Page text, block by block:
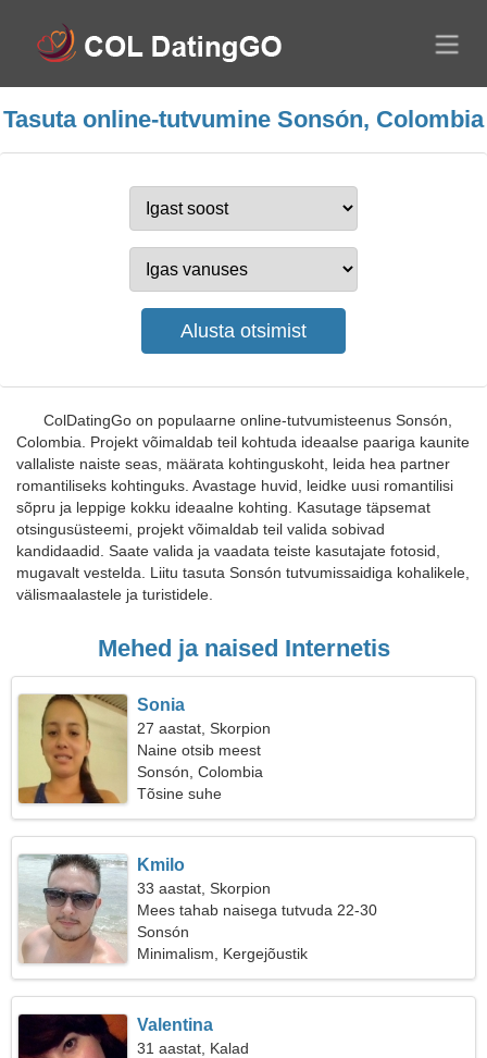
Tasuta online-tutvumine Sonsón, Colombia
ColDatingGo on populaarne online-tutvumisteenus Sonsón,
Colombia. Projekt võimaldab teil kohtuda ideaalse paariga kaunite
vallaliste naiste seas, määrata kohtinguskoht, leida hea partner
romantiliseks kohtinguks. Avastage huvid, leidke uusi romantilisi
sõpru ja leppige kokku ideaalne kohting. Kasutage täpsemat
otsingusüsteemi, projekt võimaldab teil valida sobivad
kandidaadid. Saate valida ja vaadata teiste kasutajate fotosid,
mugavalt vestelda. Liitu tasuta Sonsón tutvumissaidiga kohalikele,
välismaalastele ja turistidele.
Mehed ja naised Internetis
Sonia
27 aastat, Skorpion
Naine otsib meest
Sonsón, Colombia
Tõsine suhe
Kmilo
33 aastat, Skorpion
Mees tahab naisega tutvuda 22-30
Sonsón
Minimalism, Kergejõustik
Valentina
31 aastat, Kalad